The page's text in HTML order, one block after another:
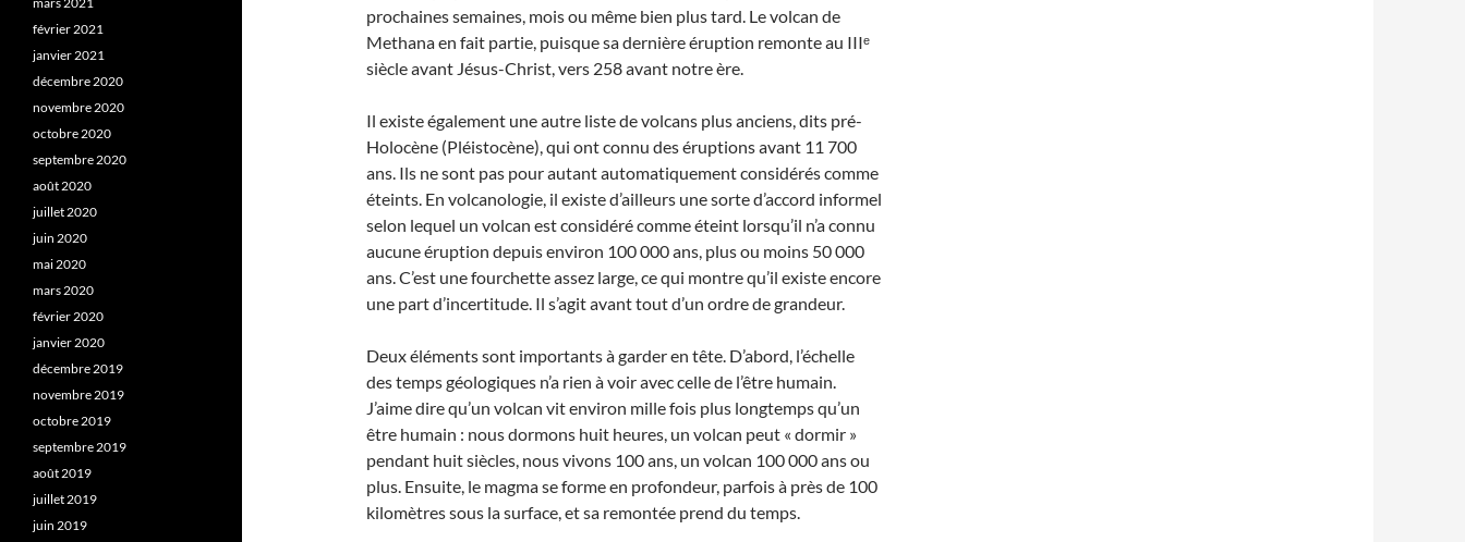
prochaines semaines, mois ou même bien plus tard. Le volcan de
Methana en fait partie, puisque sa dernière éruption remonte au IIIᵉ
siècle avant Jésus-Christ, vers 258 avant notre ère.
Il existe également une autre liste de volcans plus anciens, dits pré-
Holocène (Pléistocène), qui ont connu des éruptions avant 11 700
ans. Ils ne sont pas pour autant automatiquement considérés comme
éteints. En volcanologie, il existe d’ailleurs une sorte d’accord informel
selon lequel un volcan est considéré comme éteint lorsqu’il n’a connu
aucune éruption depuis environ 100 000 ans, plus ou moins 50 000
ans. C’est une fourchette assez large, ce qui montre qu’il existe encore
une part d’incertitude. Il s’agit avant tout d’un ordre de grandeur.
Deux éléments sont importants à garder en tête. D’abord, l’échelle
des temps géologiques n’a rien à voir avec celle de l’être humain.
J’aime dire qu’un volcan vit environ mille fois plus longtemps qu’un
être humain : nous dormons huit heures, un volcan peut « dormir »
pendant huit siècles, nous vivons 100 ans, un volcan 100 000 ans ou
plus. Ensuite, le magma se forme en profondeur, parfois à près de 100
kilomètres sous la surface, et sa remontée prend du temps.
février 2021
janvier 2021
décembre 2020
novembre 2020
octobre 2020
septembre 2020
août 2020
juillet 2020
juin 2020
mai 2020
mars 2020
février 2020
janvier 2020
décembre 2019
novembre 2019
octobre 2019
septembre 2019
août 2019
juillet 2019
juin 2019